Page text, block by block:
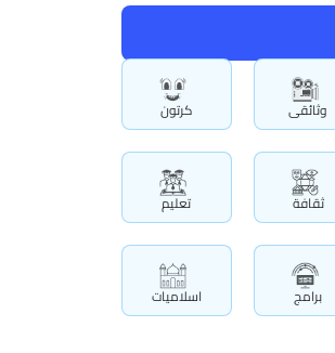
وثائقى كرتون
ثقافة تعليم
برامج اسلاميات